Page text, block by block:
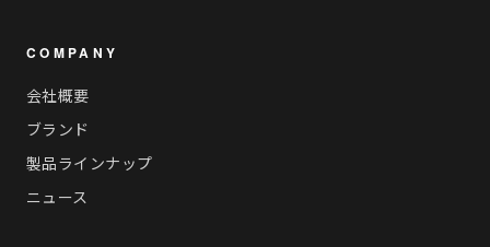
COMPANY
会社概要
ブランド
製品ラインナップ
ニュース